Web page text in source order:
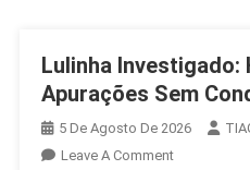
Lulinha
Apurações Sem
5 De Agosto De 2026
Leave A CommentOn